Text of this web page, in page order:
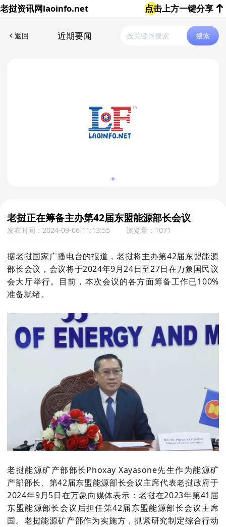
老挝资讯网laoinfo.net 点击上方一键分享
返回 近期要闻 搜索
老挝正在筹备主办第42届东盟能源部长会议
发布时间：2024-09-06 11:13:55 浏览量：1071
据老挝国家广播电台的报道，老挝将主办第42届东盟能源
部长会议，会议将于2024年9月24日至27日在万象国民议
会大厅举行。目前，本次会议的各方面筹备工作已100%
准备就绪。
老挝能源矿产部部长Phoxay Xayasone先生作为能源矿
产部部长、第42届东盟能源部长会议主席代表老挝政府于
2024年9月5日在万象向媒体表示：老挝在2023年第41届
东盟能源部长会议后担任第42届东盟能源部长会议主席
国。 老挝能源矿产部作为实施方，抓紧研究制定综合行动